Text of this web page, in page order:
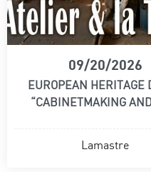
09/20/2026
EUROPEAN HERITAGE
“CABINETMAKING
Lamastre